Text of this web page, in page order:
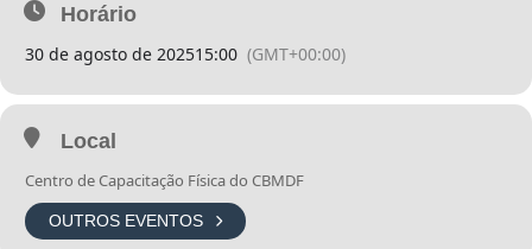
Horário
30 de agosto de 202515:00 (GMT+00:00)
Local
Centro de Capacitação Física do CBMDF
OUTROS EVENTOS